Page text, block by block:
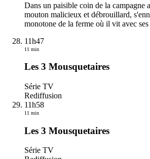
Dans un paisible coin de la campagne
mouton malicieux et débrouillard,
monotone de la ferme où il vit avec
11h47
11 min
Les 3 Mousquetaires
Série TV
Rediffusion
11h58
11 min
Les 3 Mousquetaires
Série TV